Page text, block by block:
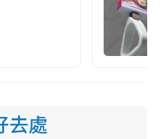
去處